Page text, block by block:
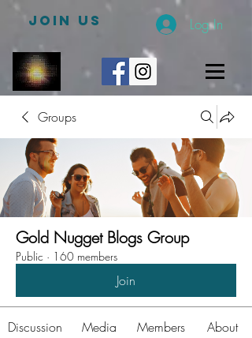
JOIN US Log In
Groups
Gold Nugget Blogs Group
Public · 160 members
Join
Discussion Media Members About